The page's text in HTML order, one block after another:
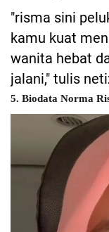
"risma sini
kamu kuat
wanita hebat
jalani," tulis
5. Biodata Norma